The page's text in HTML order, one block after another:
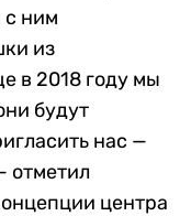
с ним
из
в 2018 году мы
будут
нас —
отметил
центра